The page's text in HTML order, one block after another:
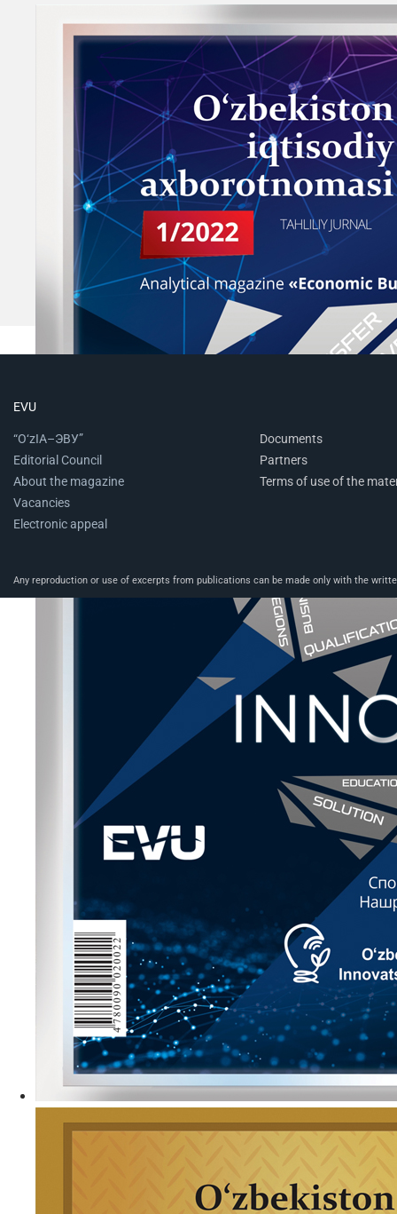
EVU
“O‘zIA–ЭВУ”
Editorial Council
About the magazine
Vacancies
Electronic appeal
Documents
Partners
Terms of use of the
Any reproduction or use of excerpts from publications can be made only with the